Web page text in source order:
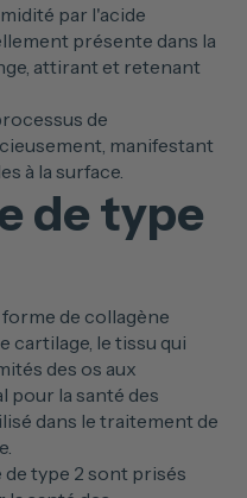
par l'acide
présente dans la
attirant et retenant
de
manifestant
à la surface.
de type
de collagène
cartilage, le tissu qui
des os aux
pour la santé des
dans le traitement de
type 2 sont prisés